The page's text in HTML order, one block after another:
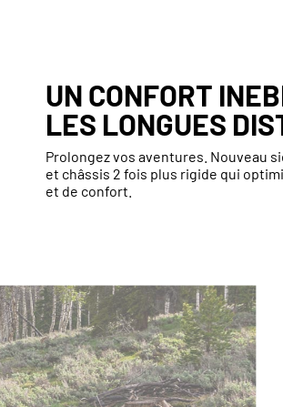
UN CONFORT
LES LONGUES
Prolongez vos aventures. Nouveau
et châssis 2 fois plus rigide qui
et de confort.